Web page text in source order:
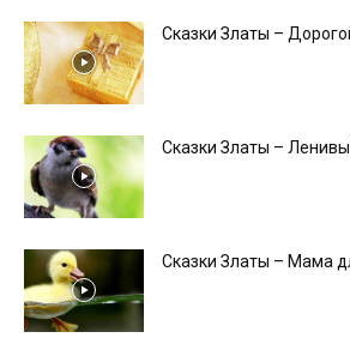
Сказки Златы –
Сказки Златы –
Сказки Златы – Мама